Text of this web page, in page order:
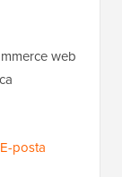
web
posta